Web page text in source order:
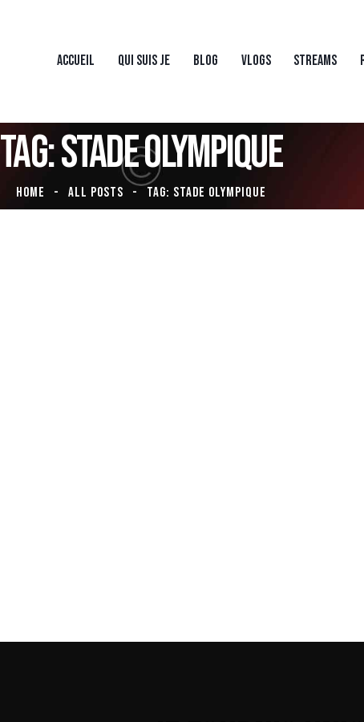
ACCUEIL QUI SUIS JE BLOG VLOGS STREAMS
TAG: STADE OLYMPIQUE
HOME ALL POSTS TAG: STADE OLYMPIQUE